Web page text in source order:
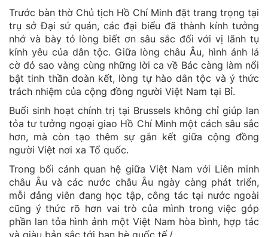
Trước bàn thờ Chủ tịch Hồ Chí Minh đặt trang trọng tại
trụ sở Đại sứ quán, các đại biểu đã thành kính tưởng
nhớ và bày tỏ lòng biết ơn sâu sắc đối với vị lãnh tụ
kính yêu của dân tộc. Giữa lòng châu Âu, hình ảnh lá
cờ đỏ sao vàng cùng những lời ca về Bác càng làm nổi
bật tinh thần đoàn kết, lòng tự hào dân tộc và ý thức
trách nhiệm của cộng đồng người Việt Nam tại Bỉ.
Buổi sinh hoạt chính trị tại Brussels không chỉ giúp lan
tỏa tư tưởng ngoại giao Hồ Chí Minh một cách sâu sắc
hơn, mà còn tạo thêm sự gắn kết giữa cộng đồng
người Việt nơi xa Tổ quốc.
Trong bối cảnh quan hệ giữa Việt Nam với Liên minh
châu Âu và các nước châu Âu ngày càng phát triển,
mỗi đảng viên đang học tập, công tác tại nước ngoài
cũng ý thức rõ hơn vai trò của mình trong việc góp
phần lan tỏa hình ảnh một Việt Nam hòa bình, hợp tác
và giàu bản sắc tới bạn bè quốc tế./.